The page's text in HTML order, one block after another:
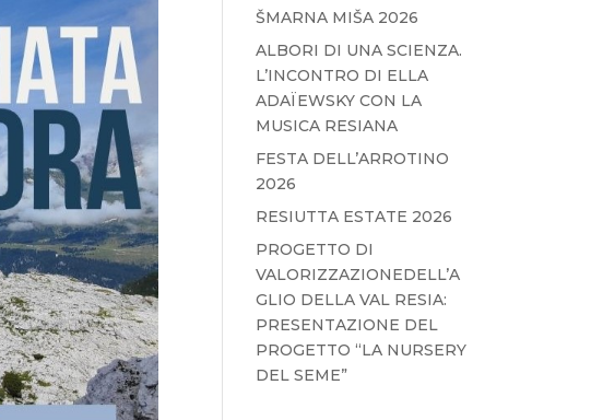
ŠMARNA MIŠA 2026
ALBORI DI UNA SCIENZA.
L’INCONTRO DI ELLA
ADAÏEWSKY CON LA
MUSICA RESIANA
FESTA DELL’ARROTINO
2026
RESIUTTA ESTATE 2026
PROGETTO DI
VALORIZZAZIONEDELL’A
GLIO DELLA VAL RESIA:
PRESENTAZIONE DEL
PROGETTO “LA NURSERY
DEL SEME”